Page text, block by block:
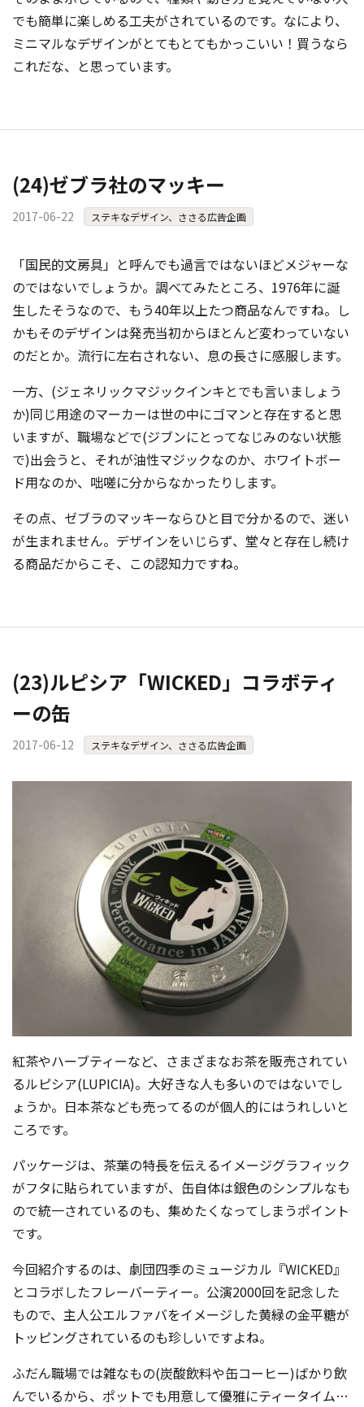
でも簡単に楽しめる工夫がされているのです。なにより、
ミニマルなデザインがとてもとてもかっこいい！買うなら
これだな、と思っています。
(24)ゼブラ社のマッキー
2017-06-22 ステキなデザイン、ささる広告企画
「国民的文房具」と呼んでも過言ではないほどメジャーな
のではないでしょうか。調べてみたところ、1976年に誕
生したそうなので、もう40年以上たつ商品なんですね。し
かもそのデザインは発売当初からほとんど変わっていない
のだとか。流行に左右されない、息の長さに感服します。
一方、(ジェネリックマジックインキとでも言いましょう
か)同じ用途のマーカーは世の中にゴマンと存在すると思
いますが、職場などで(ジブンにとってなじみのない状態
で)出会うと、それが油性マジックなのか、ホワイトボー
ド用なのか、咄嗟に分からなかったりします。
その点、ゼブラのマッキーならひと目で分かるので、迷い
が生まれません。デザインをいじらず、堂々と存在し続け
る商品だからこそ、この認知力ですね。
(23)ルピシア「WICKED」コラボティ
ーの缶
2017-06-12 ステキなデザイン、ささる広告企画
紅茶やハーブティーなど、さまざまなお茶を販売されてい
るルピシア(LUPICIA)。大好きな人も多いのではないでし
ょうか。日本茶なども売ってるのが個人的にはうれしいと
ころです。
パッケージは、茶葉の特長を伝えるイメージグラフィック
がフタに貼られていますが、缶自体は銀色のシンプルなも
ので統一されているのも、集めたくなってしまうポイント
です。
今回紹介するのは、劇団四季のミュージカル『WICKED』
とコラボしたフレーバーティー。公演2000回を記念した
もので、主人公エルファバをイメージした黄緑の金平糖が
トッピングされているのも珍しいですよね。
ふだん職場では雑なもの(炭酸飲料や缶コーヒー)ばかり飲
んでいるから、ポットでも用意して優雅にティータイム…